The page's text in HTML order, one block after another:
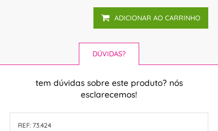
ADICIONAR AO CARRINHO
DÚVIDAS?
tem dúvidas sobre este produto? nós
esclarecemos!